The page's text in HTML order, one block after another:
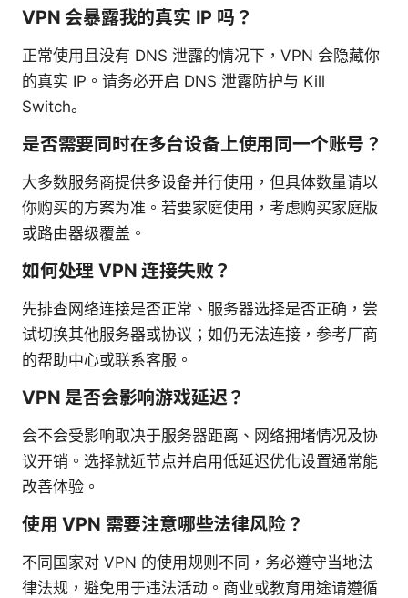
VPN 会暴露我的真实 IP 吗？
正常使用且没有 DNS 泄露的情况下，VPN 会隐藏你
的真实 IP。请务必开启 DNS 泄露防护与 Kill
Switch。
是否需要同时在多台设备上使用同一个账号？
大多数服务商提供多设备并行使用，但具体数量请以
你购买的方案为准。若要家庭使用，考虑购买家庭版
或路由器级覆盖。
如何处理 VPN 连接失败？
先排查网络连接是否正常、服务器选择是否正确，尝
试切换其他服务器或协议；如仍无法连接，参考厂商
的帮助中心或联系客服。
VPN 是否会影响游戏延迟？
会不会受影响取决于服务器距离、网络拥堵情况及协
议开销。选择就近节点并启用低延迟优化设置通常能
改善体验。
使用 VPN 需要注意哪些法律风险？
不同国家对 VPN 的使用规则不同，务必遵守当地法
律法规，避免用于违法活动。商业或教育用途请遵循